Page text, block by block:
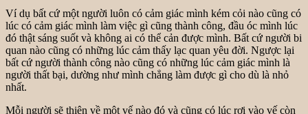
Ví dụ bất cứ một người luôn có cảm giác mình kém cỏi nào cũng có
lúc có cảm giác mình làm việc gì cũng thành công, đầu óc mình lúc
đó thật sáng suốt và không ai có thể cản được mình. Bất cứ người bi
quan nào cũng có những lúc cảm thấy lạc quan yêu đời. Ngược lại
bất cứ người thành công nào cũng có những lúc cảm giác mình là
người thất bại, dường như mình chẳng làm được gì cho dù là nhỏ
nhất.
Mỗi người sẽ thiên về một vế nào đó và cũng có lúc rơi vào vế còn